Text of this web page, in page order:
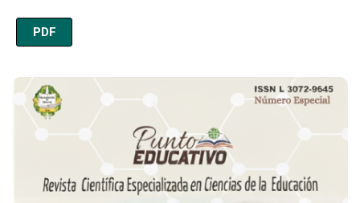
PDF
Imagen de portada